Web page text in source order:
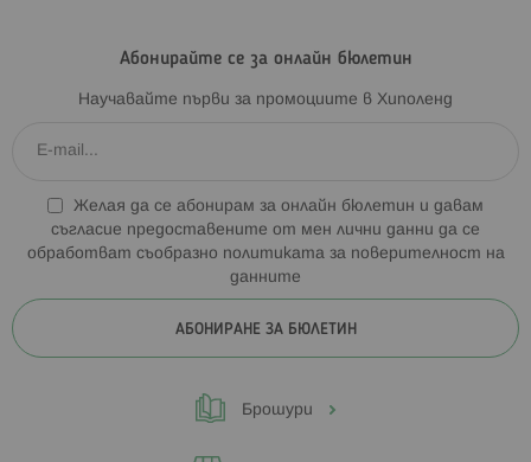
Абонирайте се за онлайн бюлетин
Научавайте първи за промоциите в Хиполенд
Желая да се абонирам за онлайн бюлетин и давам
съгласие предоставените от мен лични данни да се
обработват съобразно политиката за поверителност на
данните
АБОНИРАНЕ ЗА БЮЛЕТИН
Брошури